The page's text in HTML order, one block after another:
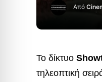
Από
Το δίκτυο
τηλεοπτική